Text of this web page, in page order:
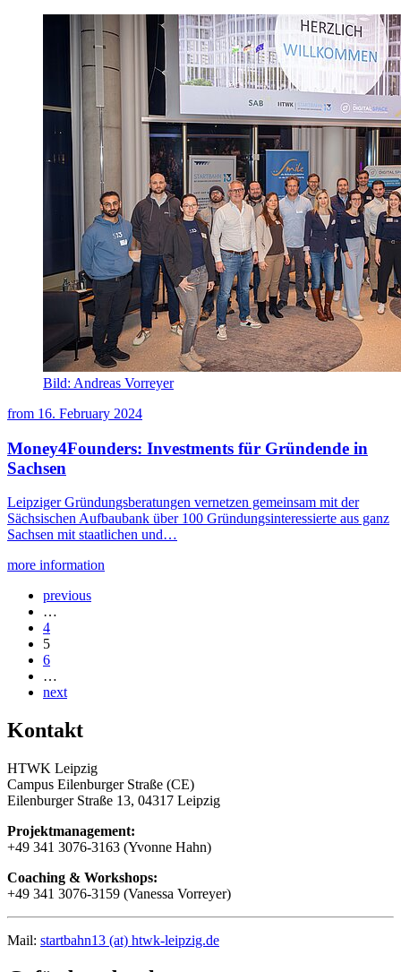
Bild: Andreas Vorreyer
from 16. February 2024
Money4Founders: Investments für Gründende in
Sachsen
Leipziger Gründungsberatungen vernetzen gemeinsam mit der
Sächsischen Aufbaubank über 100 Gründungsinteressierte aus ganz
Sachsen mit staatlichen und…
more information
previous
…
4
5
6
…
next
Kontakt
HTWK Leipzig
Campus Eilenburger Straße (CE)
Eilenburger Straße 13, 04317 Leipzig
Projektmanagement:
+49 341 3076-3163 (Yvonne Hahn)
Coaching & Workshops:
+49 341 3076-3159 (Vanessa Vorreyer)
Mail: startbahn13 (at) htwk-leipzig.de